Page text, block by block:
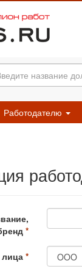
Работодателю